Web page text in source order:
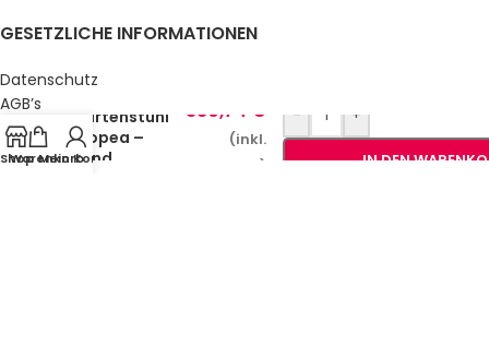
GESETZLICHE INFORMATIONEN
Datenschutz
AGB’s
Impressum
Sitemap
Shop
Warenkorb
Mein Konto
Gartenstuhl
Tropea –
Sand
380,74 €
(inkl.
MwSt.)
- +
IN DEN